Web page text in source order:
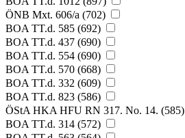
ÖNB Mxt. 606/a (702)
BOA TT.d. 585 (692)
BOA TT.d. 437 (690)
BOA TT.d. 554 (690)
BOA TT.d. 570 (668)
BOA TT.d. 332 (609)
BOA TT.d. 823 (586)
ÖStA HKA HFU RN 317. No. 14. (585)
BOA TT.d. 314 (572)